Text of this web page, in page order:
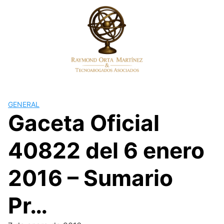
GENERAL
Gaceta Oficial
40822 del 6 enero
2016 – Sumario
Pr…